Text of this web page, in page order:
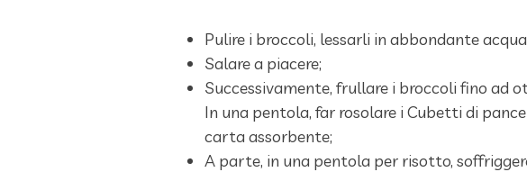
Pulire i broccoli, lessarli in abbondante
Salare a piacere;
Successivamente, frullare i broccoli fino ad
In una pentola, far rosolare i Cubetti di
carta assorbente;
A parte, in una pentola per risotto,